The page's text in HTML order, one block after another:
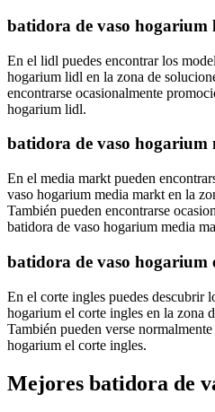
batidora de vaso hogarium
En el lidl puedes encontrar los
hogarium lidl en la zona de
encontrarse ocasionalmente
hogarium lidl.
batidora de vaso hogarium
En el media markt pueden
vaso hogarium media markt en la
También pueden encontrarse
batidora de vaso hogarium media
batidora de vaso hogarium
En el corte ingles puedes descubrir
hogarium el corte ingles en la zona
También pueden verse
hogarium el corte ingles.
Mejores batidora de